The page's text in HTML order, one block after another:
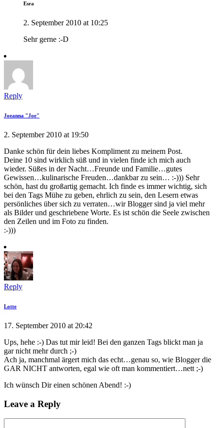
Esra
2. September 2010 at 10:25
Sehr gerne :-D
Reply
Joeanna "Joe"
2. September 2010 at 19:50
Danke schön für dein liebes Kompliment zu meinem Post.
Deine 10 sind wirklich süß und in vielen finde ich mich auch
wieder. Süßes in der Nacht…Freunde und Familie…gutes
Gewissen…kulinarische Freuden…dankbar zu sein… :-))) Sehr
schön, hast du großartig gemacht. Ich finde es immer wichtig, sich
bei den Tags Mühe zu geben, ehrlich zu sein, den Lesern etwas
persönliches über sich zu verraten…wir Blogger sind ja viel mehr
als Bilder und geschriebene Worte. Es ist schön die Seele zwischen
den Zeilen und im Foto zu finden.
:-)))
Reply
Lotte
17. September 2010 at 20:42
Ups, hehe :-) Das tut mir leid! Bei den ganzen Tags blickt man ja
gar nicht mehr durch ;-)
Ach ja, manchmal ärgert mich das echt…genau so, wie Blogger die
GAR NICHT antworten, egal wie oft man kommentiert…nett ;-)
Ich wünsch Dir einen schönen Abend! :-)
Leave a Reply